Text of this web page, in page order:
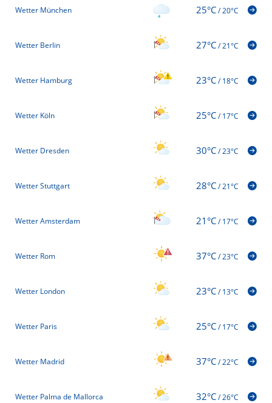
Wetter München 25°C/20°C
Wetter Berlin 27°C/21°C
Wetter Hamburg 23°C/18°C
Wetter Köln 25°C/17°C
Wetter Dresden 30°C/23°C
Wetter Stuttgart 28°C/21°C
Wetter Amsterdam 21°C/17°C
Wetter Rom 37°C/23°C
Wetter London 23°C/13°C
Wetter Paris 25°C/17°C
Wetter Madrid 37°C/22°C
Wetter Palma de Mallorca 32°C/26°C